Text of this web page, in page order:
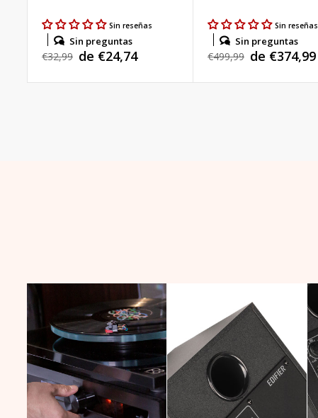
Sin reseñas
Sin preguntas
Precio
€32,99 Precio
de
de €24,74
Sin reseñas
Sin preguntas
Precio
€499,99 Precio
de
de €374,99